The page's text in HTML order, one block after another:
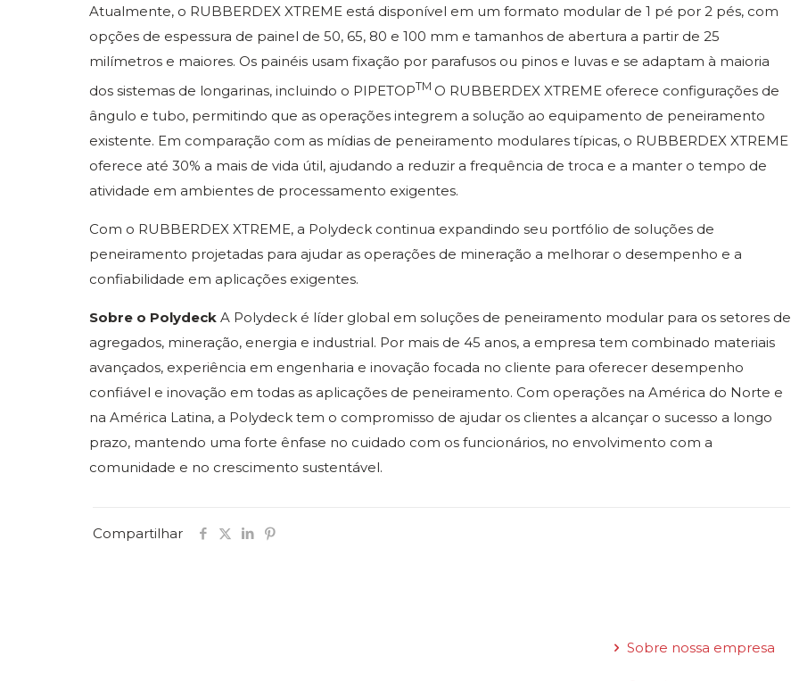
Atualmente, o RUBBERDEX XTREME está disponível em um formato modular de 1 pé por 2 pés, com
opções de espessura de painel de 50, 65, 80 e 100 mm e tamanhos de abertura a partir de 25
milímetros e maiores. Os painéis usam fixação por parafusos ou pinos e luvas e se adaptam à maioria
dos sistemas de longarinas, incluindo o PIPETOPTM O RUBBERDEX XTREME oferece configurações de
ângulo e tubo, permitindo que as operações integrem a solução ao equipamento de peneiramento
existente. Em comparação com as mídias de peneiramento modulares típicas, o RUBBERDEX XTREME
oferece até 30% a mais de vida útil, ajudando a reduzir a frequência de troca e a manter o tempo de
atividade em ambientes de processamento exigentes.
Com o RUBBERDEX XTREME, a Polydeck continua expandindo seu portfólio de soluções de
peneiramento projetadas para ajudar as operações de mineração a melhorar o desempenho e a
confiabilidade em aplicações exigentes.
Sobre o PolydeckA Polydeck é líder global em soluções de peneiramento modular para os setores de
agregados, mineração, energia e industrial. Por mais de 45 anos, a empresa tem combinado materiais
avançados, experiência em engenharia e inovação focada no cliente para oferecer desempenho
confiável e inovação em todas as aplicações de peneiramento. Com operações na América do Norte e
na América Latina, a Polydeck tem o compromisso de ajudar os clientes a alcançar o sucesso a longo
prazo, mantendo uma forte ênfase no cuidado com os funcionários, no envolvimento com a
comunidade e no crescimento sustentável.
Compartilhar
Sobre nossa empresa